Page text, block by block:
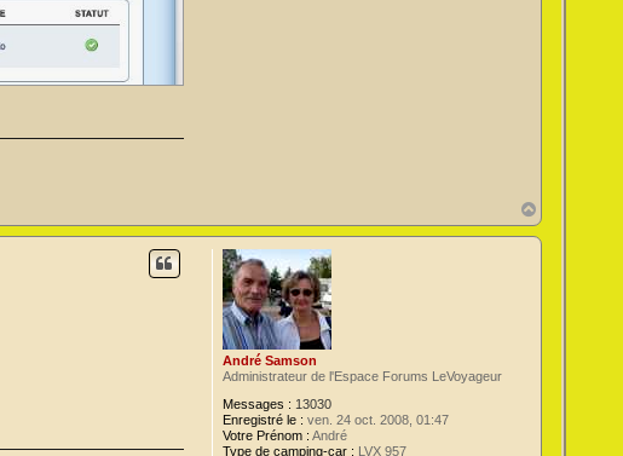
a
u
André Samson
Administrateur de l'Espace Forums LeVoyageur
Messages : 13030
Enregistré le : ven. 24 oct. 2008, 01:47
Votre Prénom : André
Type de camping-car : LVX 957